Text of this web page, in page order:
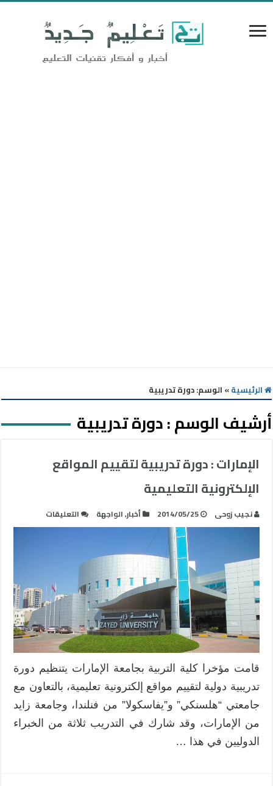
الرئيسية» الوسم:دورة تدريبية
أرشيف الوسم :دورة تدريبية
الإمارات : دورة تدريبية لتقييم المواقع
الإلكترونية التعليمية
نجيب زوحى 2014/05/25 أخبار,الواجهة التعليقات
الإمارات
المواقع
الإلكترونية
التعليمية
مغلقة
قامت مؤخرا كلية التربية بجامعة الإمارات يتنظيم دورة
تدريبية دولية لتقييم مواقع إلكترونية تعليمية، بالتعاون مع
جامعتي “هلسنكي” و”يفاسكولا” من فنلندا، وجامعة زايد
من الإمارات، وقد شارك في التدريب ثلاثة من الخبراء
الدوليين في هذا …